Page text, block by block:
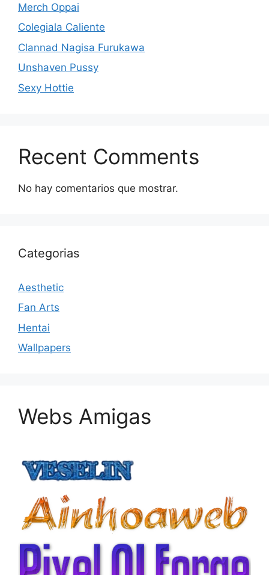
Merch Oppai
Colegiala Caliente
Clannad Nagisa Furukawa
Unshaven Pussy
Sexy Hottie
Recent Comments
No hay comentarios que mostrar.
Categorias
Aesthetic
Fan Arts
Hentai
Wallpapers
Webs Amigas